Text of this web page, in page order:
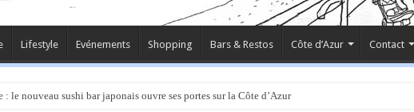
Lifestyle Evénements Shopping Bars & Restos Côte d’Azur Contact
le nouveau sushi bar japonais ouvre ses portes sur la Côte d’Azur